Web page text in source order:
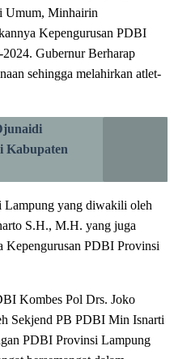
Umum, Minhairin
Kepengurusan PDBI
Gubernur Berharap
sehingga melahirkan atlet-
Kabupaten
yang diwakili oleh
S.H., M.H. yang juga
Kepengurusan PDBI Provinsi
Kombes Pol Drs. Joko
Sekjend PB PDBI Min Isnarti
PDBI Provinsi Lampung